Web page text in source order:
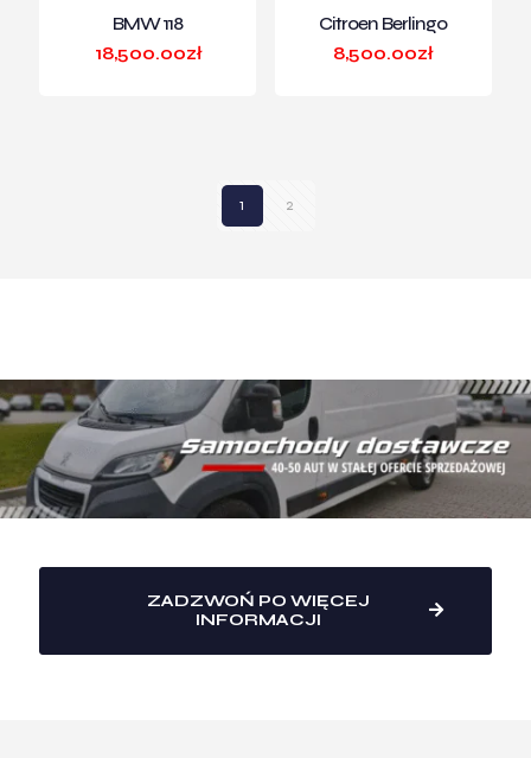
BMW 118
18,500.00zł
Citroen Berlingo
8,500.00zł
1 2
ZADZWOŃ PO WIĘCEJ
INFORMACJI